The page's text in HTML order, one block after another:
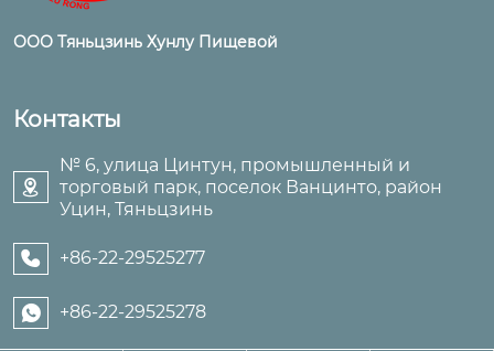
ООО Тяньцзинь Хунлу Пищевой
Контакты

№ 6, улица Цинтун, промышленный и
торговый парк, поселок Ванцинто, район
Уцин, Тяньцзинь
 +86-22-29525277
 +86-22-29525278